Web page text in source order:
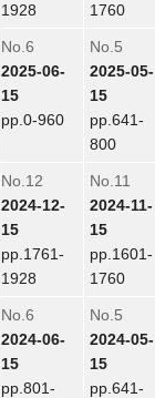
1928
1760
No.6
2025-06-
15
pp.0-960
No.5
2025-05-
15
pp.641-
800
No.12
2024-12-
15
pp.1761-
1928
No.11
2024-11-
15
pp.1601-
1760
No.6
2024-06-
15
pp.801-
No.5
2024-05-
15
pp.641-